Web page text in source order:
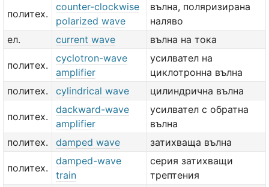
политех.
counter-clockwise
polarized wave
вълна, поляризирана
наляво
ел.
current wave вълна на тока
политех.
cyclotron-wave
amplifier
усилвател на
циклотронна вълна
политех.
cylindrical wave цилиндрична вълна
политех.
dackward-wave
amplifier
усилвател с обратна
вълна
политех.
damped wave затихваща вълна
политех.
damped-wave
train
серия затихващи
трептения